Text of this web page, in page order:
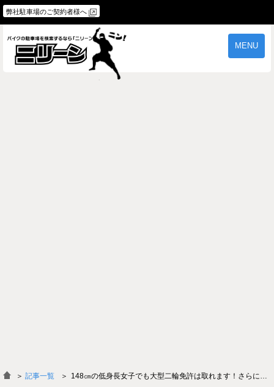
弊社駐車場のご契約者様へ
MENU
＞ 記事一覧 148㎝の低身長女子でも大型二輪免許は取れます！さらに広がったバイクの輪